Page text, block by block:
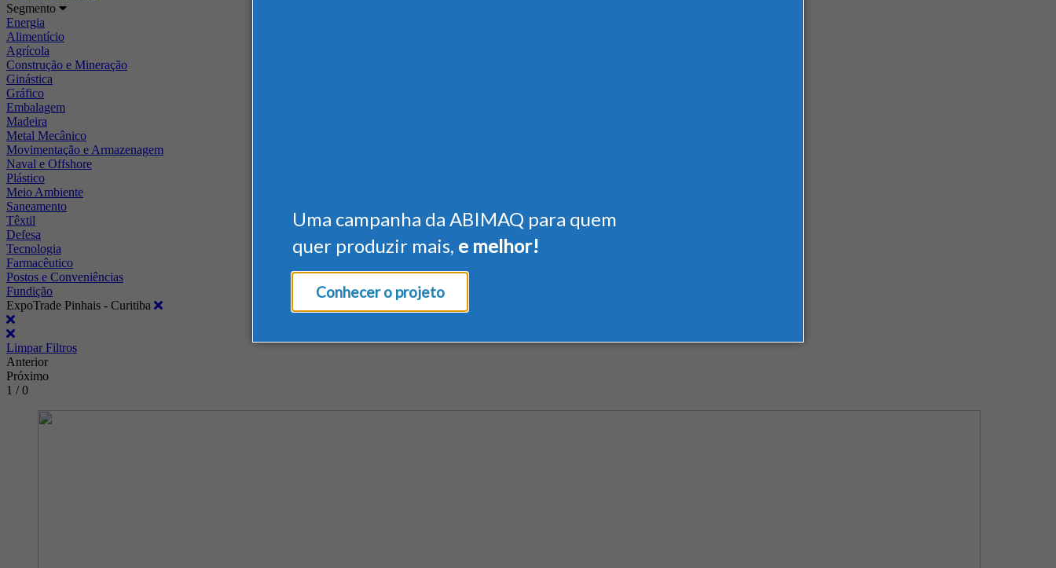
Uma campanha da ABIMAQ para quem
quer produzir mais, e melhor!
Conhecer o projeto
Segmento
Energia
Alimentício
Agrícola
Construção e Mineração
Ginástica
Gráfico
Embalagem
Madeira
Metal Mecânico
Movimentação e Armazenagem
Naval e Offshore
Plástico
Meio Ambiente
Saneamento
Têxtil
Defesa
Tecnologia
Farmacêutico
Postos e Conveniências
Fundição
ExpoTrade Pinhais - Curitiba
Limpar Filtros
Anterior
Próximo
1 / 0